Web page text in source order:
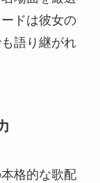
ドは彼女の
語り継がれ
格的な歌配